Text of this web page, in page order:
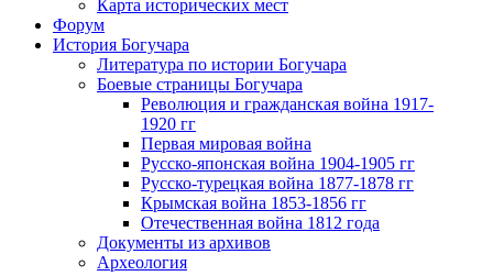
Карта исторических мест
Форум
История Богучара
Литература по истории Богучара
Боевые страницы Богучара
Революция и гражданская война 1917-
1920 гг
Первая мировая война
Русско-японская война 1904-1905 гг
Русско-турецкая война 1877-1878 гг
Крымская война 1853-1856 гг
Отечественная война 1812 года
Документы из архивов
Археология